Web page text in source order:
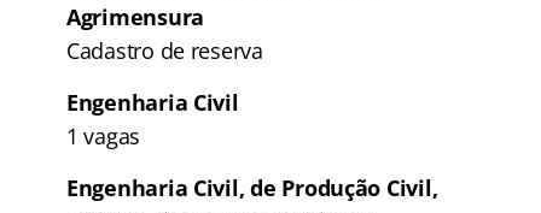
Agrimensura
Cadastro de reserva
Engenharia Civil
1 vagas
Engenharia Civil, de Produção Civil,